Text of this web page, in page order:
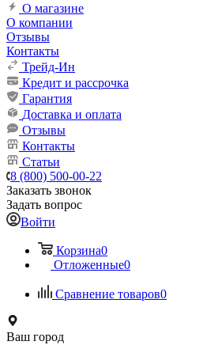
О магазине
О компании
Отзывы
Контакты
Трейд-Ин
Кредит и рассрочка
Гарантия
Доставка и оплата
Отзывы
Контакты
Статьи
8 (800) 500-00-22
Заказать звонок
Задать вопрос
Войти
Корзина0
Отложенные0
Сравнение товаров0
Ваш город